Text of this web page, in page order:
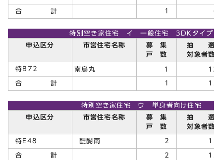
合 計 1 6
特別空き家住宅 イ 一般住宅 3DKタイプ
申込区分
市営住宅名称
募 集
戸 数
抽 選
対象者数
特B72 南烏丸 1
合 計 1 13
特別空き家住宅 ウ 単身者向け住宅
申込区分
市営住宅名称
募 集
戸 数
抽 選
対象者数
特E48 醍醐南 2 15
合 計 2 15